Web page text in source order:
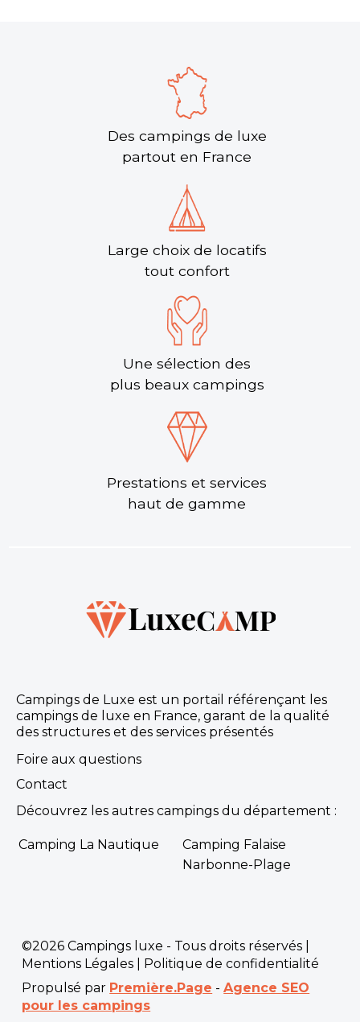
Des campings de luxe
partout en France
Large choix de locatifs
tout confort
Une sélection des
plus beaux campings
Prestations et services
haut de gamme
Campings de Luxe est un portail référençant les
campings de luxe en France, garant de la qualité
des structures et des services présentés
Foire aux questions
Contact
Découvrez les autres campings du département :
Camping La Nautique
Camping Falaise
Narbonne-Plage
©2026 Campings luxe - Tous droits réservés |
Mentions Légales
Politique de confidentialité
Propulsé par Première.Page -Agence SEO
pour les campings